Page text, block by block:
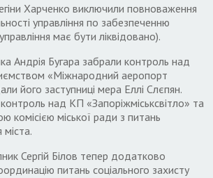
Харченко виключили повноваження
управління по забезпеченню
має бути ліквідовано).
Андрія Бугара забрали контроль над
«Міжнародний аеропорт
його заступниці мера Еллі Слєпян.
над КП «Запоріжміськсвітло» та
комісією міської ради з питань
Сергій Білов тепер додатково
питань соціального захисту